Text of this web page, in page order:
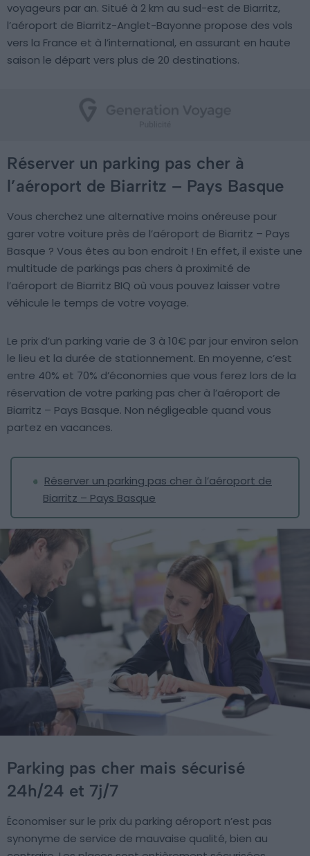
voyageurs par an. Situé à 2 km au sud-est de Biarritz,
l’aéroport de Biarritz-Anglet-Bayonne propose des vols
vers la France et à l’international, en assurant en haute
saison le départ vers plus de 20 destinations.
Réserver un parking pas cher à
l’aéroport de Biarritz – Pays Basque
Vous cherchez une alternative moins onéreuse pour
garer votre voiture près de l’aéroport de Biarritz – Pays
Basque ? Vous êtes au bon endroit ! En effet, il existe une
multitude de parkings pas chers à proximité de
l’aéroport de Biarritz BIQ où vous pouvez laisser votre
véhicule le temps de votre voyage.
Le prix d’un parking varie de 3 à 10€ par jour environ selon
le lieu et la durée de stationnement. En moyenne, c’est
entre 40% et 70% d’économies que vous ferez lors de la
réservation de votre parking pas cher à l’aéroport de
Biarritz – Pays Basque. Non négligeable quand vous
partez en vacances.
Réserver un parking pas cher à l’aéroport de
Biarritz – Pays Basque
Parking pas cher mais sécurisé
24h/24 et 7j/7
Économiser sur le prix du parking aéroport n’est pas
synonyme de service de mauvaise qualité, bien au